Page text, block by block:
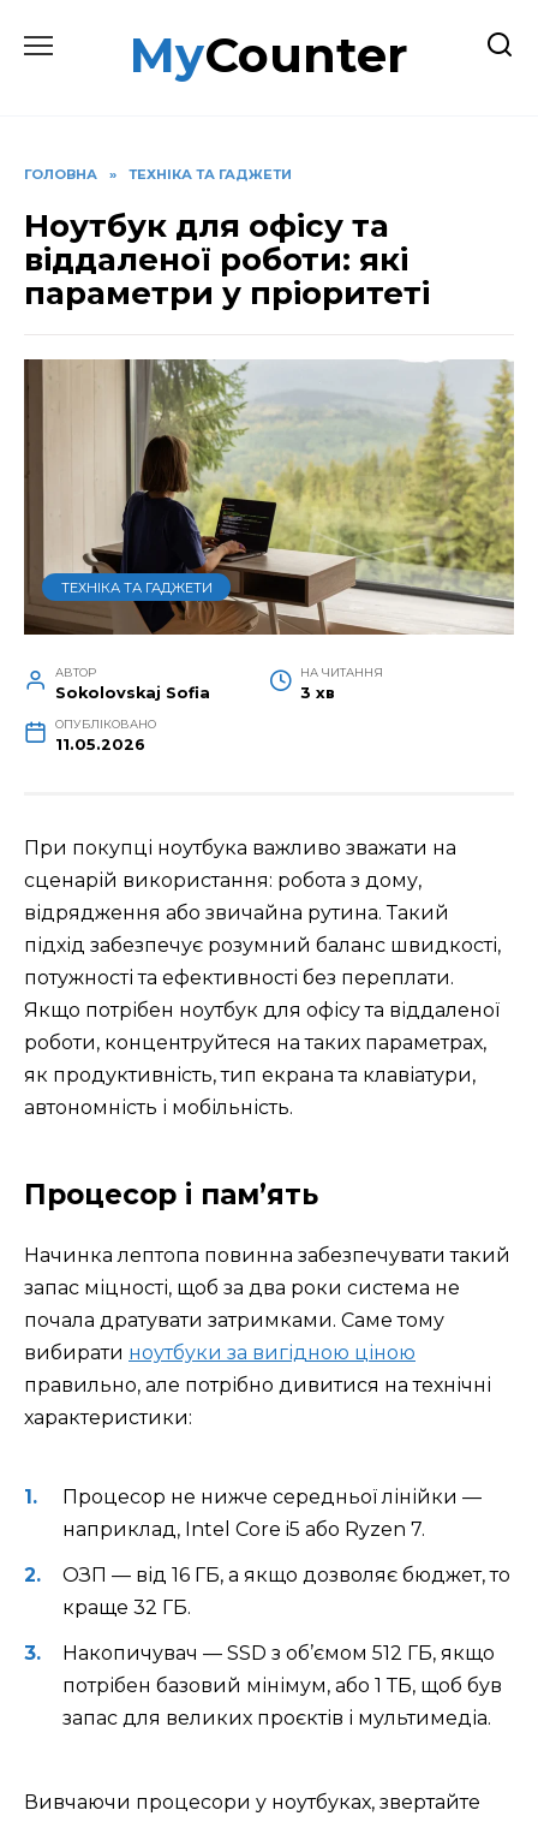
до
MyCounter
ГОЛОВНА » ТЕХНІКА ТА ГАДЖЕТИ
Ноутбук для офісу та
віддаленої роботи: які
параметри у пріоритеті
ТЕХНІКА ТА ГАДЖЕТИ
АВТОР
Sokolovskaj Sofia
НА ЧИТАННЯ
3 хв
ОПУБЛІКОВАНО
11.05.2026
При покупці ноутбука важливо зважати на
сценарій використання: робота з дому,
відрядження або звичайна рутина. Такий
підхід забезпечує розумний баланс швидкості,
потужності та ефективності без переплати.
Якщо потрібен ноутбук для офісу та віддаленої
роботи, концентруйтеся на таких параметрах,
як продуктивність, тип екрана та клавіатури,
автономність і мобільність.
Процесор і пам’ять
Начинка лептопа повинна забезпечувати такий
запас міцності, щоб за два роки система не
почала дратувати затримками. Саме тому
вибирати ноутбуки за вигідною ціною
правильно, але потрібно дивитися на технічні
характеристики:
Процесор не нижче середньої лінійки —
наприклад, Intel Core i5 або Ryzen 7.
ОЗП — від 16 ГБ, а якщо дозволяє бюджет, то
краще 32 ГБ.
Накопичувач — SSD з об’ємом 512 ГБ, якщо
потрібен базовий мінімум, або 1 ТБ, щоб був
запас для великих проєктів і мультимедіа.
Вивчаючи процесори у ноутбуках, звертайте